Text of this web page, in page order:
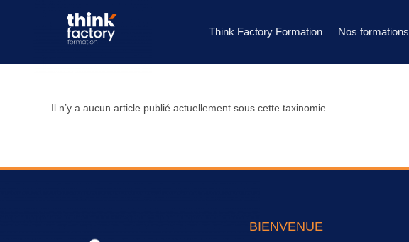
Think Factory Formation Nos formations
Il n’y a aucun article publié actuellement sous cette taxinomie.
BIENVENUE